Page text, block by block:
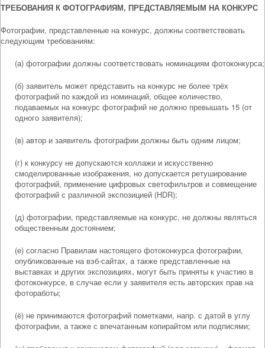
ТРЕБОВАНИЯ К ФОТОГРАФИЯМ, ПРЕДСТАВЛЯЕМЫМ НА КОНКУРС
Фотографии, представленные на конкурс, должны соответствовать
следующим требованиям:
(а) фотографии должны соответствовать номинациям фотоконкурса;
(б) заявитель может представить на конкурс не более трёх
фотографий по каждой из номинаций, общее количество,
подаваемых на конкурс фотографий не должно превышать 15 (от
одного заявителя);
(в) автор и заявитель фотографии должны быть одним лицом;
(г) к конкурсу не допускаются коллажи и искусственно
смоделированные изображения, но допускается ретуширование
фотографий, применение цифровых светофильтров и совмещение
фотографий с различной экспозицией (HDR);
(д) фотографии, представляемые на конкурс, не должны являться
общественным достоянием;
(е) согласно Правилам настоящего фотоконкурса фотографии,
опубликованные на вэб-сайтах, а также представленные на
выставках и других экспозициях, могут быть приняты к участию в
фотоконкурсе, в случае если у заявителя есть авторских прав на
фотоработы;
(ё) не принимаются фотографий пометками, напр. с датой в углу
фотографии, а также с впечатанным копирайтом или подписями;